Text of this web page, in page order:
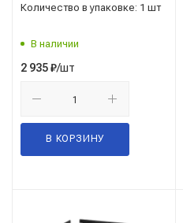
Количество в упаковке: 1 шт
В наличии
2 935₽/шт
В КОРЗИНУ